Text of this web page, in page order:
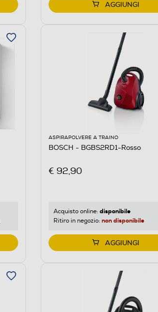
AGGIUNGI
ASPIRAPOLVERE A TRAINO
BOSCH - BGBS2RD1-Rosso
€ 92,90
Acquisto online: disponibile
Ritiro in negozio: non disponibile
AGGIUNGI